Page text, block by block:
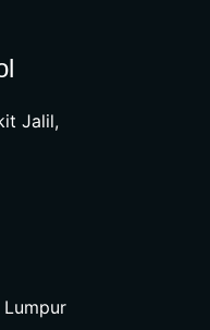
Jalil,